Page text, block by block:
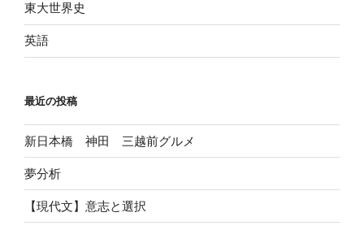
東大世界史
英語
最近の投稿
新日本橋 神田 三越前グルメ
夢分析
【現代文】意志と選択